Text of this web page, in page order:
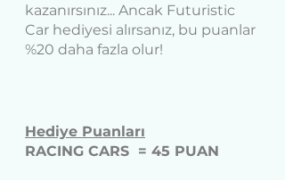
kazanırsınız... Ancak Futuristic
Car hediyesi alırsanız, bu puanlar
%20 daha fazla olur!
Hediye Puanları
RACING CARS  = 45 PUAN